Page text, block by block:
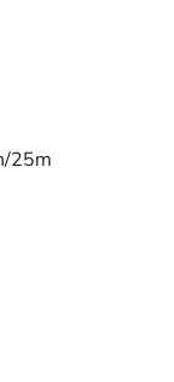
25m